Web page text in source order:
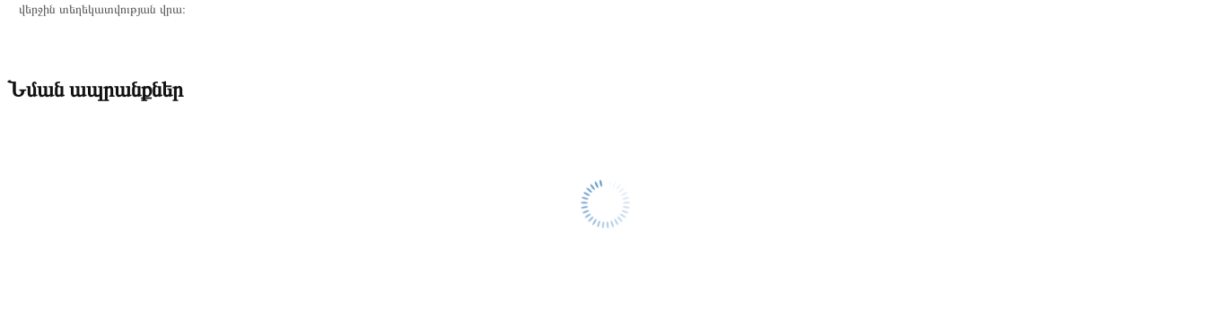
վերջին տեղեկատվության վրա։
Նման ապրանքներ